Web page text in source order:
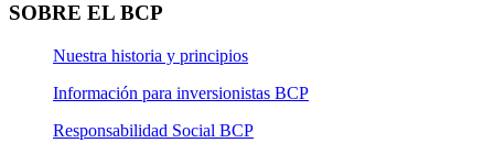
SOBRE EL BCP
Nuestra historia y principios
Información para inversionistas BCP
Responsabilidad Social BCP